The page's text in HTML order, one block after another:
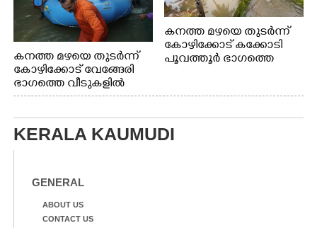
കനത്ത മഴയെ തുടർന്ന്
കോഴിക്കോട് വേങ്ങേരി
ഭാഗത്തെ വീടുകളിൽ
വെള്ളം
സുരക്ഷിത സ്ഥാനത്തേക്ക്
മാറ്റുന്ന സുരക്ഷാസേനാം
ഗങ്ങൾ
കനത്ത മഴയെ തുടർന്ന്
കോഴിക്കോട് കക്കോടി
പൂവത്തൂർ ഭാഗത്തെ
KERALA KAUMUDI
GENERAL
ABOUT US
CONTACT US